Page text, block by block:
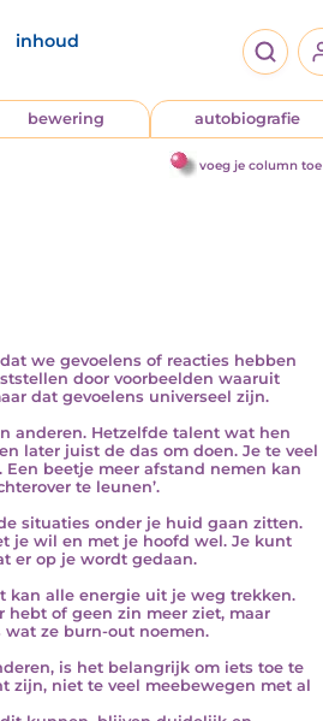
inhoud
bewering autobiografie
voeg je column toe
we gevoelens of reacties hebben
door voorbeelden waaruit
dat gevoelens universeel zijn.
anderen. Hetzelfde talent wat hen
later juist de das om doen. Je te veel
beetje meer afstand nemen kan
te leunen’.
situaties onder je huid gaan zitten.
je wil en met je hoofd wel. Je kunt
er op je wordt gedaan.
kan alle energie uit je weg trekken.
of geen zin meer ziet, maar
ze burn-out noemen.
is het belangrijk om iets toe te
zijn, niet te veel meebewegen met al